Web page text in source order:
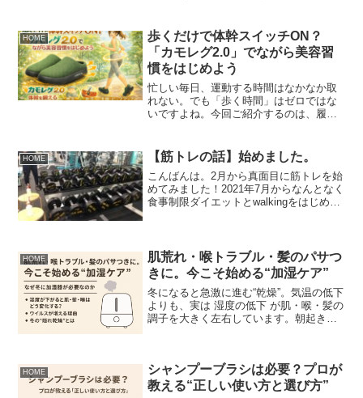
プーアル茶を“脂肪燃焼のお茶”で終わらせ
ず、体・血液・腸...
HOME
歩くだけで体幹スイッチON？
「カモレグ2.0」でながら美容習
慣をはじめよう
忙しい毎日、運動する時間はなかなか取
れない。でも「歩く時間」はゼロではな
いですよね。今回ご紹介するのは、履い
2.0（カモレグ2.0）。美容と健康は“習
慣”がす...
HOME 【筋トレの話】始めました。
こんばんは。2月から真面目に筋トレを始
めてみました！2021年7月からなんとなく
食事制限ダイエットとwalkingをはじめて
HOME
肌荒れ・喉トラブル・髪のパサつ
きに。今こそ始める“加湿ケア”
冬になると急激に進む“乾燥”。気温の低下
よりも、実は 湿度の低下 が肌・喉・髪の
調子を大きく左右しています。朝起きる
リア機能・喉の粘...
HOME
シャンプーブラシは必要？プロが
教える“正しい使い方と選び方”